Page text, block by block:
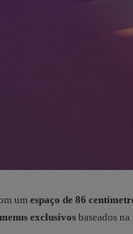
umespaço de 86
menus exclusivos baseados